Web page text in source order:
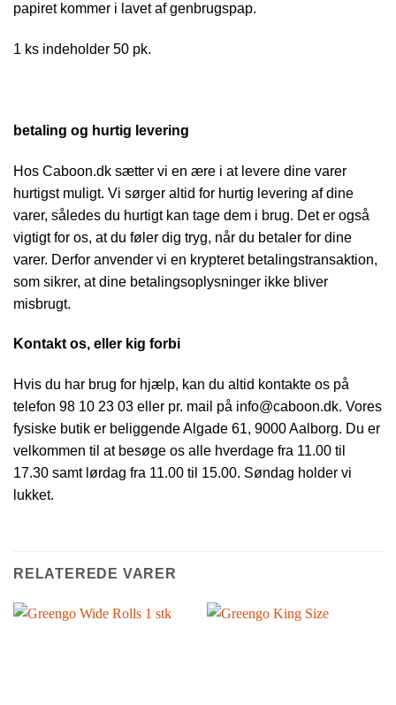
papiret kommer i lavet af genbrugspap.
1 ks indeholder 50 pk.
betaling og hurtig levering
Hos Caboon.dk sætter vi en ære i at levere dine varer
hurtigst muligt. Vi sørger altid for hurtig levering af dine
varer, således du hurtigt kan tage dem i brug. Det er også
vigtigt for os, at du føler dig tryg, når du betaler for dine
varer. Derfor anvender vi en krypteret betalingstransaktion,
som sikrer, at dine betalingsoplysninger ikke bliver
misbrugt.
Kontakt os, eller kig forbi
Hvis du har brug for hjælp, kan du altid kontakte os på
telefon 98 10 23 03 eller pr. mail på info@caboon.dk. Vores
fysiske butik er beliggende Algade 61, 9000 Aalborg. Du er
velkommen til at besøge os alle hverdage fra 11.00 til
17.30 samt lørdag fra 11.00 til 15.00. Søndag holder vi
lukket.
RELATEREDE VARER